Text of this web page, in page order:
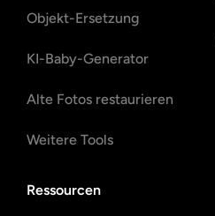
Objekt-Ersetzung
KI-Baby-Generator
Alte Fotos restaurieren
Weitere Tools
Ressourcen